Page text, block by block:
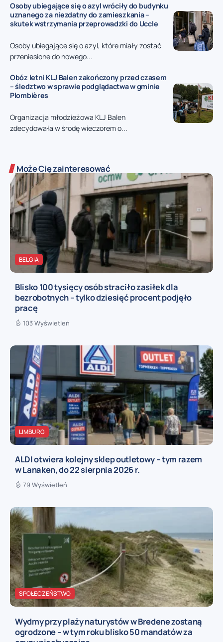
Osoby ubiegające się o azyl wróciły do budynku
uznanego za niezdatny do zamieszkania –
skutek wstrzymania przeprowadzki do Uccle
Osoby ubiegające się o azyl, które miały zostać
przeniesione do nowego...
Obóz letni KLJ Balen zakończony przed czasem
– śledztwo w sprawie podglądactwa w gminie
Plombières
Organizacja młodzieżowa KLJ Balen
zdecydowała w środę wieczorem o...
Może Cię zainteresować
BELGIA
Blisko 100 tysięcy osób straciło zasiłek dla
bezrobotnych – tylko dziesięć procent podjęło
pracę
103 Wyświetleń
LIMBURG
ALDI otwiera kolejny sklep outletowy – tym razem
w Lanaken, do 22 sierpnia 2026 r.
79 Wyświetleń
SPOŁECZEŃSTWO
Wydmy przy plaży naturystów w Bredene zostaną
ogrodzone – w tym roku blisko 50 mandatów za